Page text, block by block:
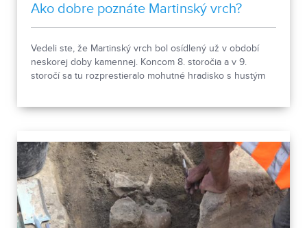
Ako dobre poznáte Martinský vrch?
Vedeli ste, že Martinský vrch bol osídlený už v období
neskorej doby kamennej. Koncom 8. storočia a v 9.
storočí sa tu rozprestieralo mohutné hradisko s hustým
nemocnice s dvoma menšími pavilónmi a park.